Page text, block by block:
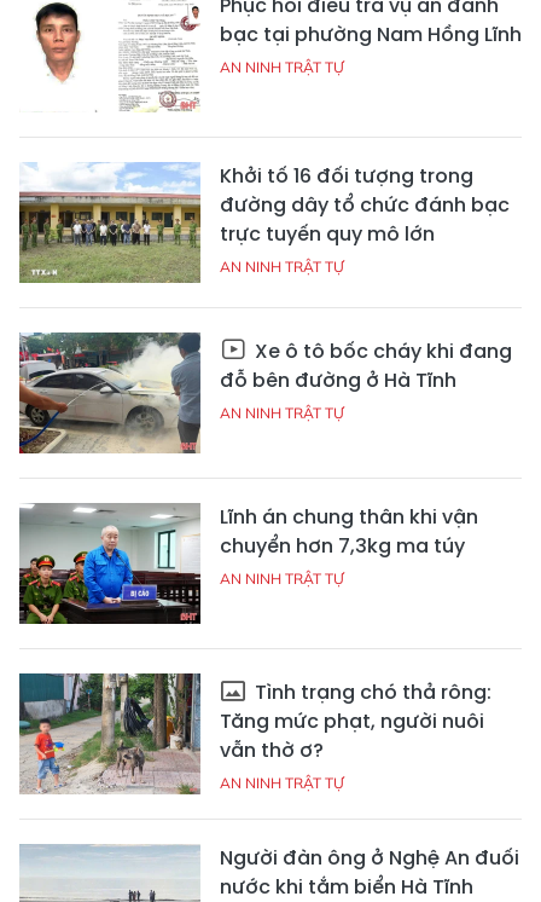
bạc tại phường Nam Hồng Lĩnh
AN NINH TRẬT TỰ
Khởi tố 16 đối tượng trong
đường dây tổ chức đánh bạc
trực tuyến quy mô lớn
AN NINH TRẬT TỰ
Xe ô tô bốc cháy khi đang
đỗ bên đường ở Hà Tĩnh
AN NINH TRẬT TỰ
Lĩnh án chung thân khi vận
chuyển hơn 7,3kg ma túy
AN NINH TRẬT TỰ
Tình trạng chó thả rông:
Tăng mức phạt, người nuôi
vẫn thờ ơ?
AN NINH TRẬT TỰ
Người đàn ông ở Nghệ An đuối
nước khi tắm biển Hà Tĩnh